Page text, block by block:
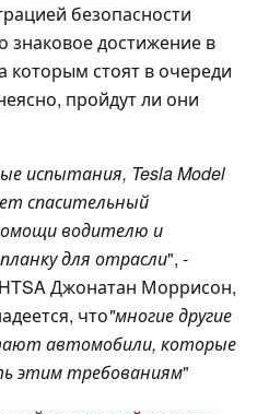
безопасности
знаковое достижение в
которым стоят в очереди
пройдут ли они
испытания, Tesla Model
спасительный
водителю и
для отрасли", -
Джонатан Моррисон,
что"многие другие
автомобили, которые
этим требованиям"